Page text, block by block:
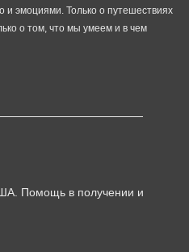
и эмоциями. Только о путешествиях
о том, что мы умеем и в чем
Помощь в получении и